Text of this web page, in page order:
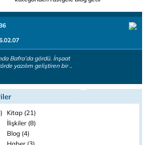
Bafra’da gördü. İnşaat
yazılım geliştiren bir ..
Kitap (21)
İlişkiler (8)
Blog (4)